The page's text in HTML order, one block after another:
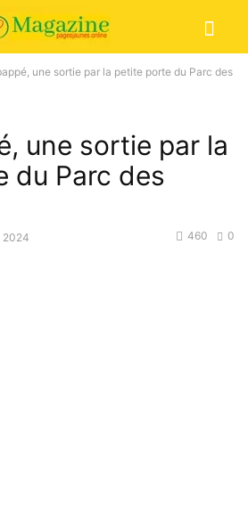
une sortie par la petite porte du Parc des
une sortie par la
du Parc des
2024 0
460